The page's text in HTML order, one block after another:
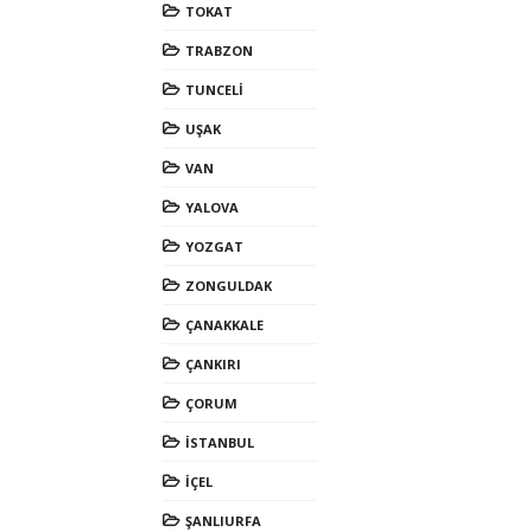
TOKAT
TRABZON
TUNCELİ
UŞAK
VAN
YALOVA
YOZGAT
ZONGULDAK
ÇANAKKALE
ÇANKIRI
ÇORUM
İSTANBUL
İÇEL
ŞANLIURFA